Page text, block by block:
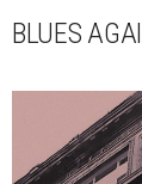
BLUES